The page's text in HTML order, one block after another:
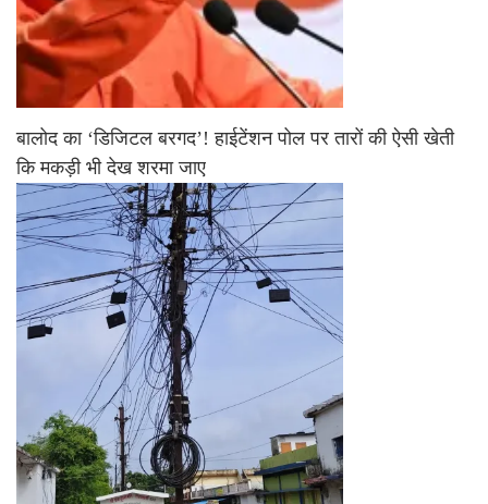
बालोद का ‘डिजिटल बरगद’! हाईटेंशन पोल पर तारों की ऐसी खेती
कि मकड़ी भी देख शरमा जाए